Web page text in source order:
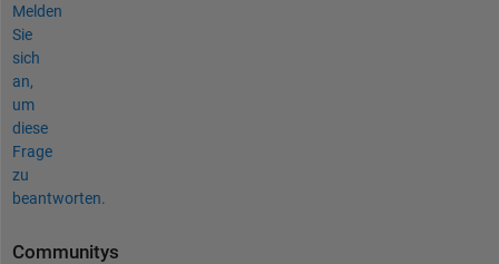
Melden
Sie
sich
an,
um
diese
Frage
zu
beantworten.
Communitys